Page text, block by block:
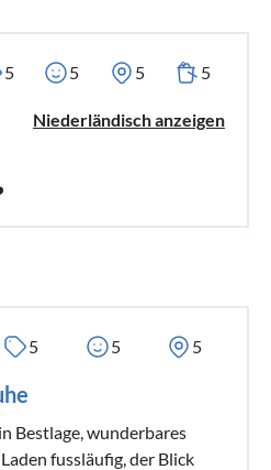
5 5 5 5
Niederländisch anzeigen
5 5 5
Bestlage, wunderbares
fussläufig, der Blick